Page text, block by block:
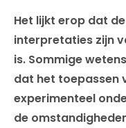
Het lijkt erop dat
interpretaties zijn
is. Sommige
dat het toepassen
experimenteel
de